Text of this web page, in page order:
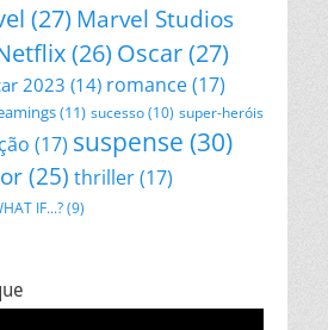
(27) Marvel Studios
(26) Oscar(27)
2023 (14) romance(17)
(11) sucesso(10) super-heróis
(17) suspense (30)
(25) thriller(17)
IF...? (9)